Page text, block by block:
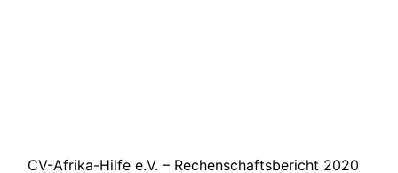
CV-Afrika-Hilfe e.V. – Rechenschaftsbericht 2020